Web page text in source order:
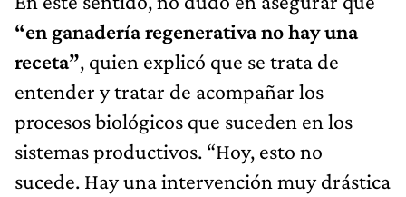
“en ganadería regenerativa no hay una
receta”, quien explicó que se trata de
entender y tratar de acompañar los
procesos biológicos que suceden en los
sistemas productivos. “Hoy, esto no
sucede. Hay una intervención muy drástica